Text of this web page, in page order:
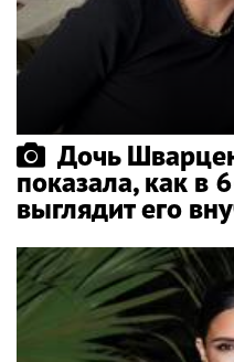
Дочь
показала, как в
выглядит его